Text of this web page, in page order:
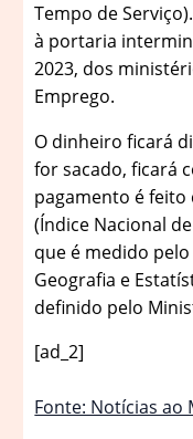
Tempo de
à portaria
2023, dos
Emprego.
O dinheiro ficará
for sacado, ficará
pagamento é feito
(Índice Nacional
que é medido
Geografia e
definido pelo
[ad_2]
Fonte: Notícias ao